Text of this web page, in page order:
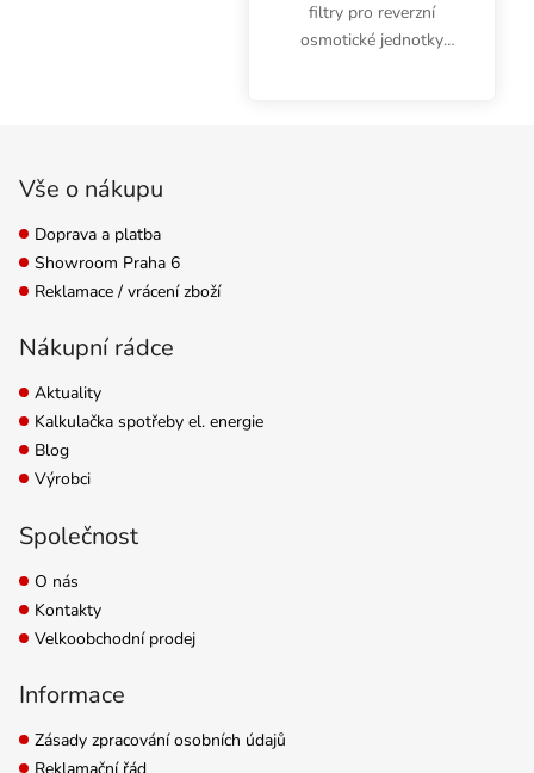
filtry pro reverzní
osmotické jednotky
Vše o nákupu
Doprava a platba
Showroom Praha 6
Reklamace / vrácení zboží
Nákupní rádce
Aktuality
Kalkulačka spotřeby el. energie
Blog
Výrobci
Společnost
O nás
Kontakty
Velkoobchodní prodej
Informace
Zásady zpracování osobních údajů